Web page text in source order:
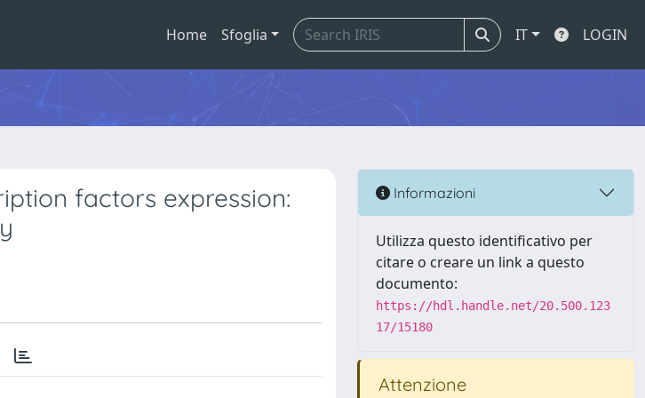
Home Sfoglia IT LOGIN
factors expression:
Informazioni
Utilizza questo identificativo per
citare o creare un link a questo
documento:
https://hdl.handle.net/20.500.123
17/15180
Attenzione